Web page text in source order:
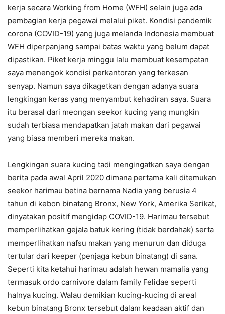
kerja secara Working from Home (WFH) selain juga ada
pembagian kerja pegawai melalui piket. Kondisi pandemik
corona (COVID-19) yang juga melanda Indonesia membuat
WFH diperpanjang sampai batas waktu yang belum dapat
dipastikan. Piket kerja minggu lalu membuat kesempatan
saya menengok kondisi perkantoran yang terkesan
senyap. Namun saya dikagetkan dengan adanya suara
lengkingan keras yang menyambut kehadiran saya. Suara
itu berasal dari meongan seekor kucing yang mungkin
sudah terbiasa mendapatkan jatah makan dari pegawai
yang biasa memberi mereka makan.
Lengkingan suara kucing tadi mengingatkan saya dengan
berita pada awal April 2020 dimana pertama kali ditemukan
seekor harimau betina bernama Nadia yang berusia 4
tahun di kebon binatang Bronx, New York, Amerika Serikat,
dinyatakan positif mengidap COVID-19. Harimau tersebut
memperlihatkan gejala batuk kering (tidak berdahak) serta
memperlihatkan nafsu makan yang menurun dan diduga
tertular dari keeper (penjaga kebun binatang) di sana.
Seperti kita ketahui harimau adalah hewan mamalia yang
termasuk ordo carnivore dalam family Felidae seperti
halnya kucing. Walau demikian kucing-kucing di areal
kebun binatang Bronx tersebut dalam keadaan aktif dan